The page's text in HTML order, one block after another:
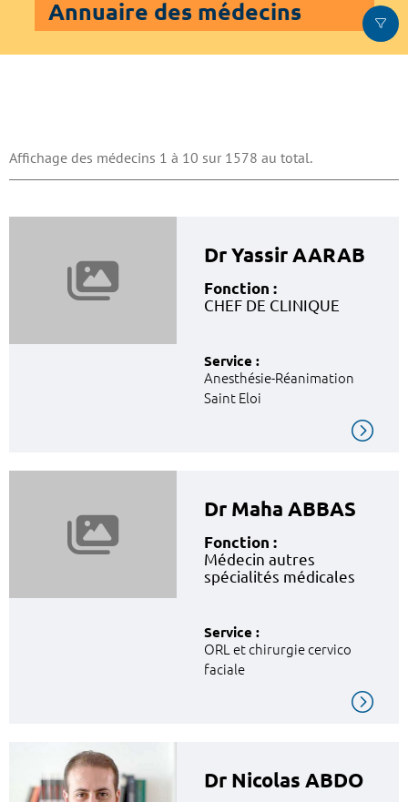
Annuaire des médecins
Affichage des médecins 1 à 10 sur 1578 au total.
Dr Yassir AARAB
Fonction :
CHEF DE CLINIQUE
Service :
Anesthésie-Réanimation
Saint Eloi
Dr Maha ABBAS
Fonction :
Médecin autres
spécialités médicales
Service :
ORL et chirurgie cervico
faciale
Dr Nicolas ABDO